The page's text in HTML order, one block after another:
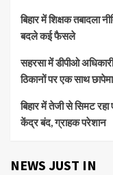
बिहार में शिक्षक तबादला
बदले कई फैसले
सहरसा में डीपीओ
ठिकानों पर एक साथ
बिहार में तेजी से सिमट
केंद्र बंद, ग्राहक परेशान
NEWS JUST IN